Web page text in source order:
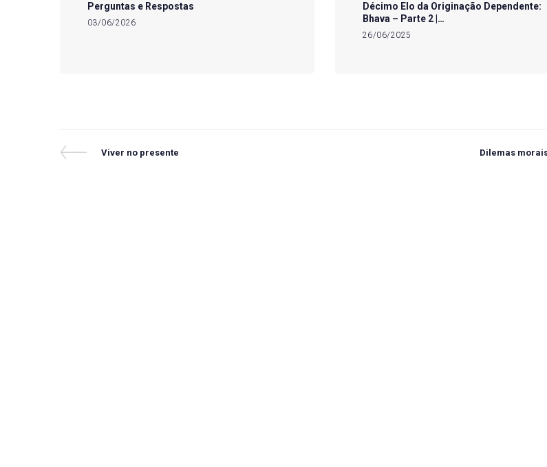
Perguntas e Respostas
03/06/2026
Décimo Elo da Originação Dependente:
Bhava – Parte 2 |…
26/06/2025
Navegação
Previous
Viver no presente
Next
Dilemas